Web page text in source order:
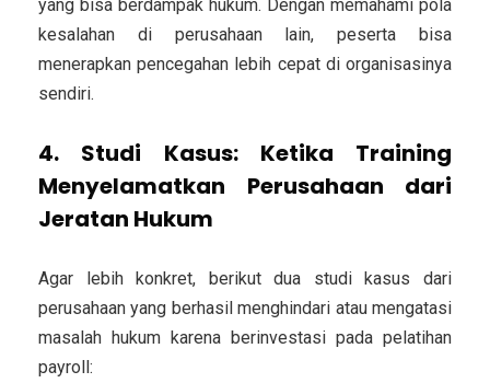
yang bisa berdampak hukum. Dengan memahami pola
kesalahan di perusahaan lain, peserta bisa
menerapkan pencegahan lebih cepat di organisasinya
sendiri.
4. Studi Kasus: Ketika Training
Menyelamatkan Perusahaan dari
Jeratan Hukum
Agar lebih konkret, berikut dua studi kasus dari
perusahaan yang berhasil menghindari atau mengatasi
masalah hukum karena berinvestasi pada pelatihan
payroll: